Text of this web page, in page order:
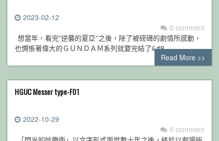
2023-02-12
0 comment
想當年，看完”逆襲的夏亞“之後，除了被磅礡的劇情所感動，
也惆悵著偉大的ＧＵＮＤＡＭ系列就要完結了&#8…
Read More >>
HGUC Messer type-F01
2022-10-29
0 comment